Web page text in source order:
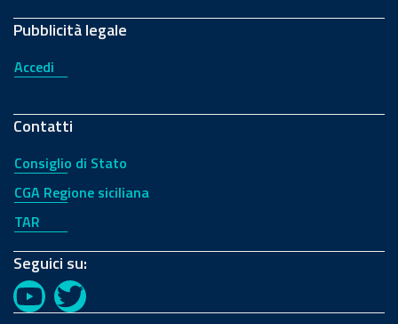
Pubblicità legale
Accedi
Contatti
Consiglio di Stato
CGA Regione siciliana
TAR
Seguici su:
YouTubeTwitter